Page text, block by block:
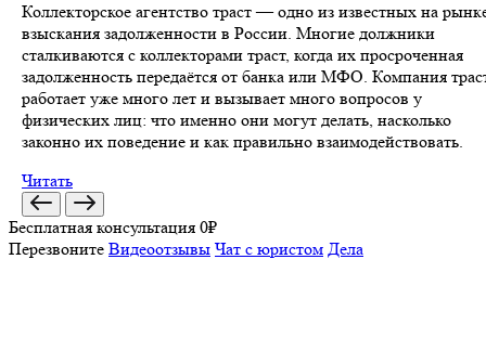
Коллекторское агентство траст — одно из известных на
взыскания задолженности в России. Многие должники
сталкиваются с коллекторами траст, когда их просроченная
задолженность передаётся от банка или МФО. Компания
работает уже много лет и вызывает много вопросов у
физических лиц: что именно они могут делать, насколько
законно их поведение и как правильно взаимодействовать.
Читать
Бесплатная консультация 0₽
Перезвоните Видеоотзывы Чат с юристом Дела